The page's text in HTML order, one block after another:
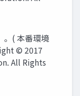
。( 本番環境
© 2017
All Rights